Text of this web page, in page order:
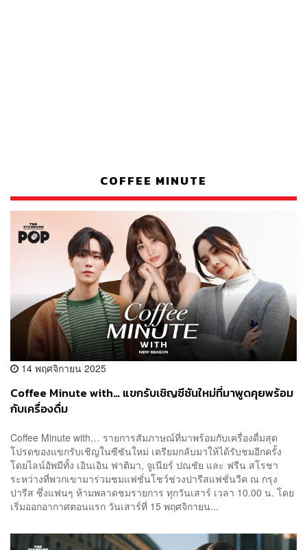
COFFEE MINUTE
14 พฤศจิกายน 2025
Coffee Minute with… แขกรับเชิญซีซันใหม่ที่มาพูดคุยพร้อม
กับเครื่องดื่ม
Coffee Minute with… รายการสัมภาษณ์ที่มาพร้อมกับเครื่องดื่มสุด
โปรดของแขกรับเชิญในซีซันใหม่ เตรียมกลับมาให้ได้รับชมอีกครั้ง
โดยไลน์อัพมีทั้ง เอินเอิน ฟาติมา, จูเนียร์ ปณชัย และ ฟรีน สโรชา
ระหว่างที่พวกเขามาร่วมชมแฟชั่นโชว์ช่วงปารีสแฟชั่นวีค ณ กรุง
ปารีส ซึ่งแฟนๆ ห้ามพลาดชมรายการ ทุกวันเสาร์ เวลา 10.00 น. โดย
เริ่มออกอากาศตอนแรก วันเสาร์ที่ 15 พฤศจิกายน...